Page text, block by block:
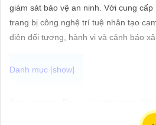
VẤN
LẮP
ĐẶT
giám sát bảo vệ an ninh. Với cung
trang bị công nghệ trí tuệ nhân tạo
diện đối tượng, hành vi và cảnh báo
vực camera an ninh. Để giới thiệu